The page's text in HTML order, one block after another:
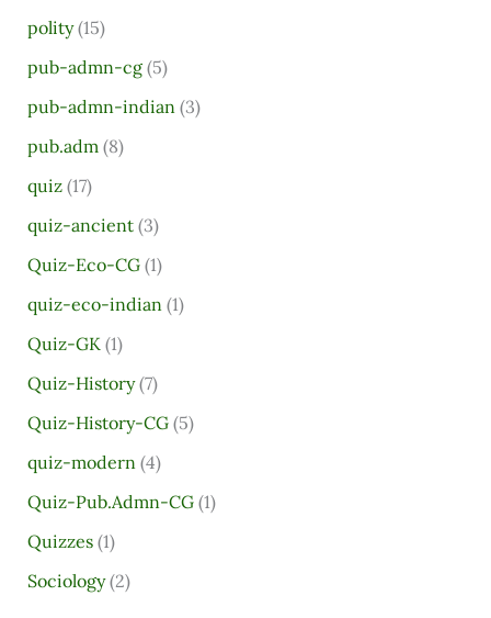
polity(15)
pub-admn-cg(5)
pub-admn-indian (3)
pub.adm (8)
quiz(17)
quiz-ancient(3)
Quiz-Eco-CG(1)
quiz-eco-indian (1)
Quiz-GK (1)
Quiz-History(7)
Quiz-History-CG(5)
quiz-modern (4)
Quiz-Pub.Admn-CG(1)
Quizzes(1)
Sociology(2)